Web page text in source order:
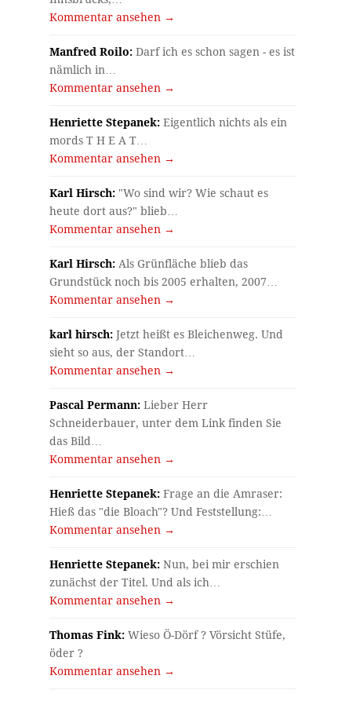
Kommentar ansehen →
Manfred Roilo: Darf ich es schon sagen - es ist
nämlich in…
Kommentar ansehen →
Henriette Stepanek: Eigentlich nichts als ein
mords T H E A T…
Kommentar ansehen →
Karl Hirsch: "Wo sind wir? Wie schaut es
heute dort aus?" blieb…
Kommentar ansehen →
Karl Hirsch: Als Grünfläche blieb das
Grundstück noch bis 2005 erhalten, 2007…
Kommentar ansehen →
karl hirsch: Jetzt heißt es Bleichenweg. Und
sieht so aus, der Standort…
Kommentar ansehen →
Pascal Permann: Lieber Herr
Schneiderbauer, unter dem Link finden Sie
das Bild…
Kommentar ansehen →
Henriette Stepanek: Frage an die Amraser:
Hieß das "die Bloach"? Und Feststellung:…
Kommentar ansehen →
Henriette Stepanek: Nun, bei mir erschien
zunächst der Titel. Und als ich…
Kommentar ansehen →
Thomas Fink: Wieso Ö-Dörf ? Vörsicht Stüfe,
öder ?
Kommentar ansehen →